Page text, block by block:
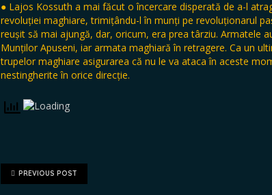
● Lajos Kossuth a mai făcut o încercare disperată de a-l
revoluției maghiare, trimițându-l în munți pe revoluționarul
reușit să mai ajungă, dar, oricum, era prea târziu. Armatele
Munților Apuseni, iar armata maghiară în retragere. Ca un
trupelor maghiare asigurarea că nu le va ataca în aceste
nestingherite în orice direcție.
PREVIOUS POST